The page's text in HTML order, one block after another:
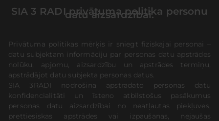
SIA 3 RADI privātuma politika personu
datu aizsardzībai.
Privātuma politikas mērķis ir sniegt fiziskajai personai –
datu subjektam informāciju par personas datu apstrādes
nolūku, apjomu, aizsardzību un apstrādes termiņu,
apstrādājot datu subjekta personas datus.
SIA 3RADI nodrošina apstrādato personas datu
konfidencialitāti un īsteno atbilstošus pasākumus
personas datu aizsardzībai no neatļautas piekļuves,
prettiesiskas apstrādes vai izpaušanas, nejaušas